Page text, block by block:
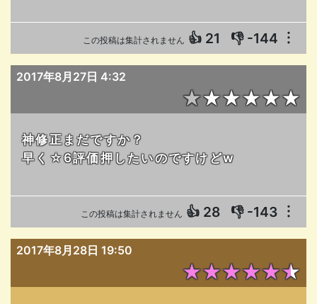
この投稿は集計されません 👍 21 👎 -144 ︙
2017年8月27日 4:32
★★★★★★
神修正まだですか？
早く☆6評価押したいのですけどw
この投稿は集計されません 👍 28 👎 -143 ︙
2017年8月28日 19:50
★★★★★★